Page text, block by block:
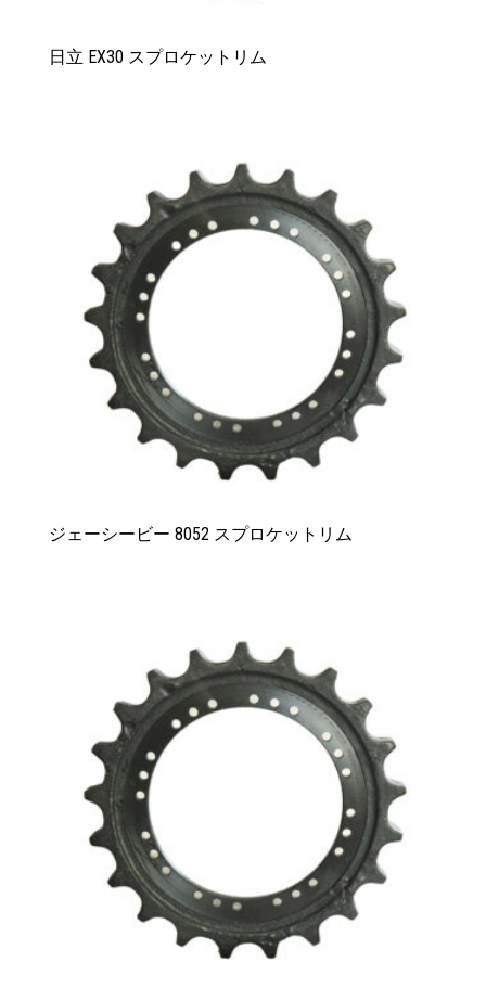
日立 EX30 スプロケットリム
ジェーシービー 8052 スプロケットリム